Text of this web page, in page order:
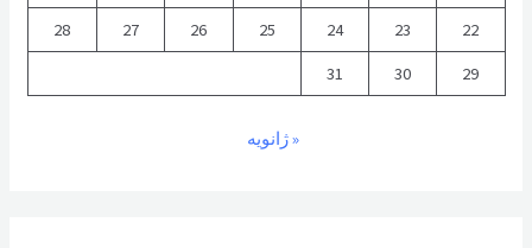
22
23
24
25
26
27
28
29
30
31
« ژانویه